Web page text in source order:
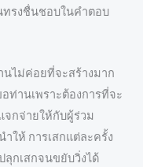
ทรงชื่นชอบในคำตอบ
นไม่ค่อยที่จะสร้างมาก
านเพราะต้องการที่จะ
จกจ่ายให้กับผู้ร่วม
ให้ การเสกแต่ละครั้ง
ลุกเสกจนขยับวิ่งได้